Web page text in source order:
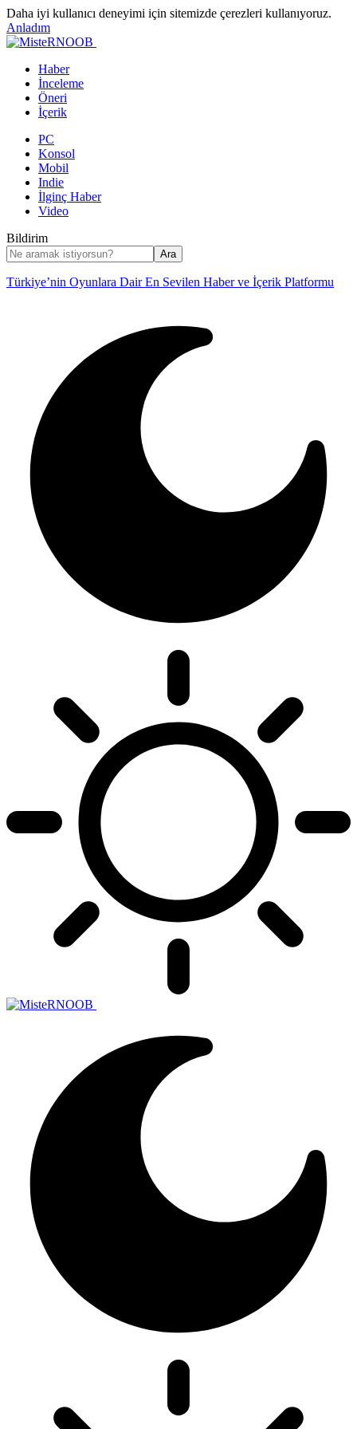
Daha iyi kullanıcı deneyimi için sitemizde çerezleri kullanıyoruz.
Anladım
Haber
İnceleme
Öneri
İçerik
PC
Konsol
Mobil
Indie
İlginç Haber
Video
Bildirim
Türkiye’nin Oyunlara Dair En Sevilen Haber ve İçerik Platformu